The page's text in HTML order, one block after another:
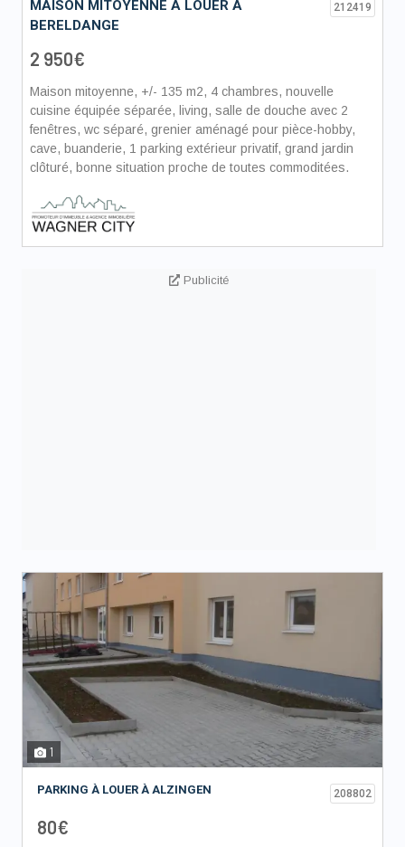
MAISON MITOYENNE À LOUER À
BERELDANGE
212419
2 950€
Maison mitoyenne, +/- 135 m2, 4 chambres, nouvelle
cuisine équipée séparée, living, salle de douche avec 2
fenêtres, wc séparé, grenier aménagé pour pièce-hobby,
cave, buanderie, 1 parking extérieur privatif, grand jardin
clôturé, bonne situation proche de toutes commoditées.
Publicité
1
PARKING À LOUER À ALZINGEN 208802
80€